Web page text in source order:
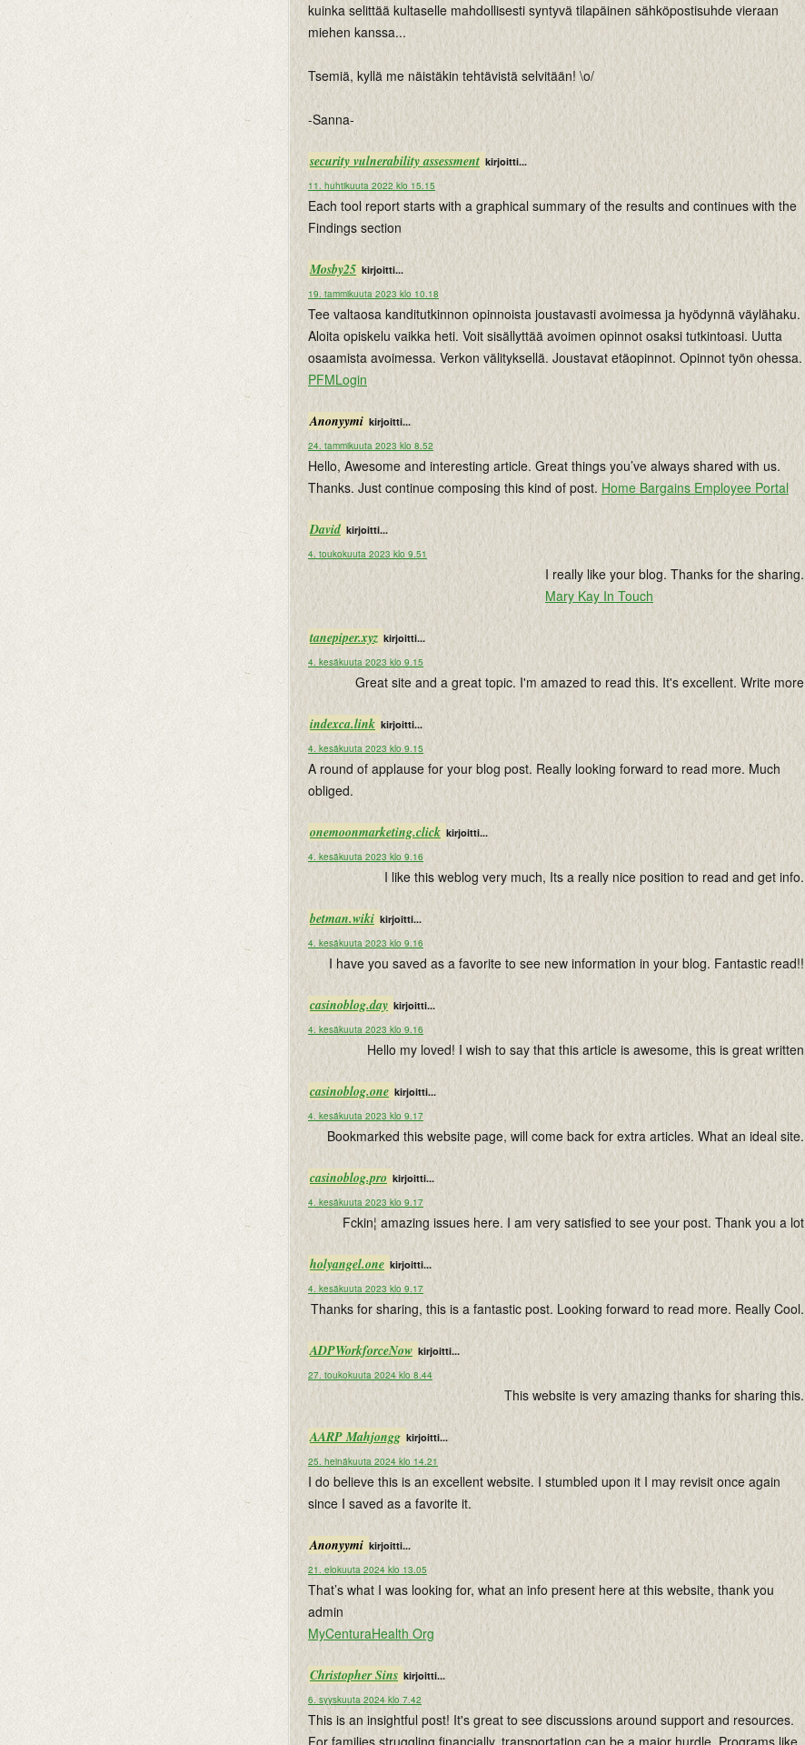
kuinka selittää kultaselle mahdollisesti syntyvä tilapäinen sähköpostisuhde vieraan
miehen kanssa...
Tsemiä, kyllä me näistäkin tehtävistä selvitään! \o/
-Sanna-
security vulnerability assessment kirjoitti...
11. huhtikuuta 2022 klo 15.15
Each tool report starts with a graphical summary of the results and continues with the
Findings section
Mosby25 kirjoitti...
19. tammikuuta 2023 klo 10.18
Tee valtaosa kanditutkinnon opinnoista joustavasti avoimessa ja hyödynnä väylähaku.
Aloita opiskelu vaikka heti. Voit sisällyttää avoimen opinnot osaksi tutkintoasi. Uutta
osaamista avoimessa. Verkon välityksellä. Joustavat etäopinnot. Opinnot työn ohessa.
PFMLogin
Anonyymi kirjoitti...
24. tammikuuta 2023 klo 8.52
Hello, Awesome and interesting article. Great things you’ve always shared with us.
Thanks. Just continue composing this kind of post. Home Bargains Employee Portal
David kirjoitti...
4. toukokuuta 2023 klo 9.51
I really like your blog. Thanks for the sharing.
Mary Kay In Touch
tanepiper.xyz kirjoitti...
4. kesäkuuta 2023 klo 9.15
Great site and a great topic. I'm amazed to read this. It's excellent. Write more
indexca.link kirjoitti...
4. kesäkuuta 2023 klo 9.15
A round of applause for your blog post. Really looking forward to read more. Much
obliged.
onemoonmarketing.click kirjoitti...
4. kesäkuuta 2023 klo 9.16
I like this weblog very much, Its a really nice position to read and get info.
betman.wiki kirjoitti...
4. kesäkuuta 2023 klo 9.16
I have you saved as a favorite to see new information in your blog. Fantastic read!!
casinoblog.day kirjoitti...
4. kesäkuuta 2023 klo 9.16
Hello my loved! I wish to say that this article is awesome, this is great written
casinoblog.one kirjoitti...
4. kesäkuuta 2023 klo 9.17
Bookmarked this website page, will come back for extra articles. What an ideal site.
casinoblog.pro kirjoitti...
4. kesäkuuta 2023 klo 9.17
Fckin¦ amazing issues here. I am very satisfied to see your post. Thank you a lot
holyangel.one kirjoitti...
4. kesäkuuta 2023 klo 9.17
Thanks for sharing, this is a fantastic post. Looking forward to read more. Really Cool.
ADPWorkforceNow kirjoitti...
27. toukokuuta 2024 klo 8.44
This website is very amazing thanks for sharing this.
AARP Mahjongg kirjoitti...
25. heinäkuuta 2024 klo 14.21
I do believe this is an excellent website. I stumbled upon it I may revisit once again
since I saved as a favorite it.
Anonyymi kirjoitti...
21. elokuuta 2024 klo 13.05
That’s what I was looking for, what an info present here at this website, thank you
admin
MyCenturaHealth Org
Christopher Sins kirjoitti...
6. syyskuuta 2024 klo 7.42
This is an insightful post! It's great to see discussions around support and resources.
For families struggling financially, transportation can be a major hurdle. Programs like